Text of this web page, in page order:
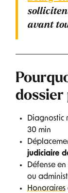
avant
dossier
Diagnostic
30 min
judiciaire
Défense
ou
Honoraires